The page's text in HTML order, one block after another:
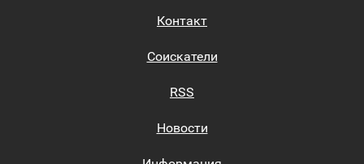
Контакт
Соискатели
RSS
Новости